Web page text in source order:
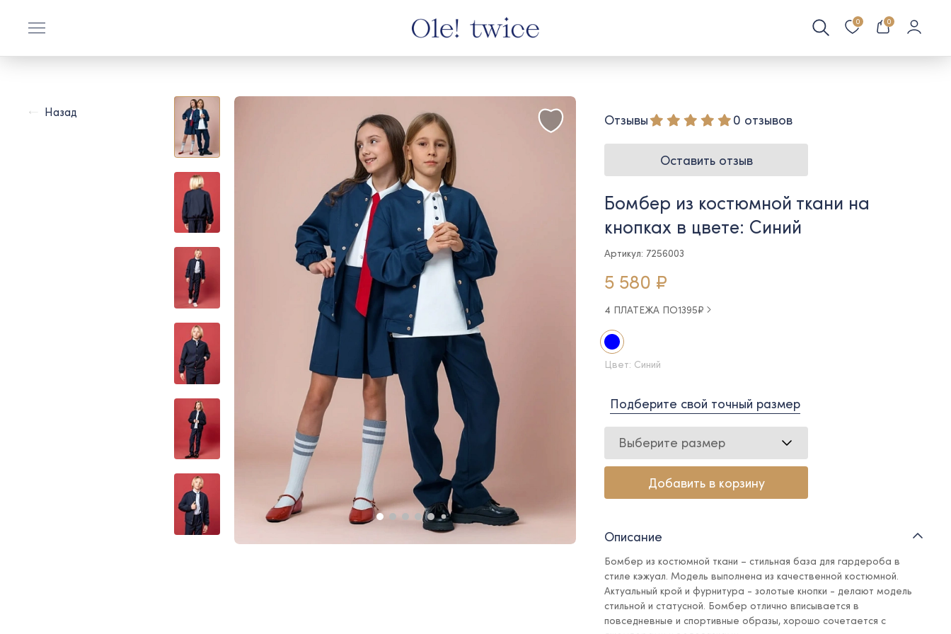
0 0
Назад Отзывы 0 отзывов
Оставить отзыв
Бомбер из костюмной ткани на
кнопках в цвете: Синий
Артикул: 7256003
5 580 ₽
4 ПЛАТЕЖА ПО1395₽
Цвет: Синий
Подберите свой точный размер
Выберите размер
Добавить в корзину
Описание
Бомбер из костюмной ткани – стильная база для гардероба в
стиле кэжуал. Модель выполнена из качественной костюмной.
Актуальный крой и фурнитура - золотые кнопки - делают модель
стильной и статусной. Бомбер отлично вписывается в
повседневные и спортивные образы, хорошо сочетается с